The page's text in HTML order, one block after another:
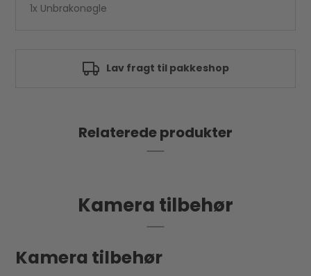
1x Unbrakonøgle
Godkendt af e-
Relaterede produkter
Kamera tilbehør
Kamera tilbehør